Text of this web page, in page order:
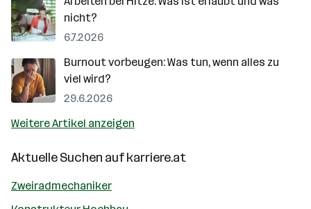
nicht?
6.7.2026
Burnout vorbeugen: Was tun, wenn alles zu
viel wird?
29.6.2026
Weitere Artikel anzeigen
Aktuelle Suchen aufkarriere.at
Zweiradmechaniker